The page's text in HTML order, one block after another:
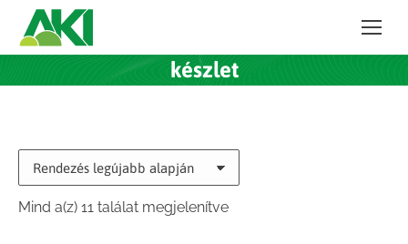
készlet
Mind a(z) 11 találat megjelenítveSorted